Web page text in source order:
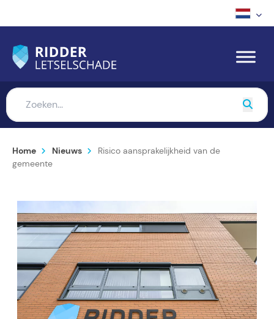
Home Nieuws
Risico aansprakelijkheid van de
gemeente